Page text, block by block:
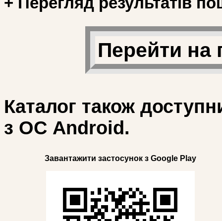
Перейти на
Каталог також
з ОС Android.
Завантажити застосунок з Google Play